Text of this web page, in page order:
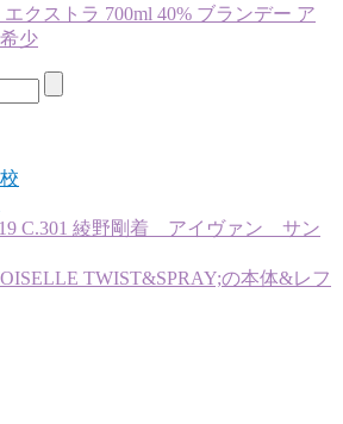
クストラ 700ml 40% ブランデー ア
少
C.301 綾野剛着 アイヴァン サン
TWIST&SPRAY;の本体&レフ